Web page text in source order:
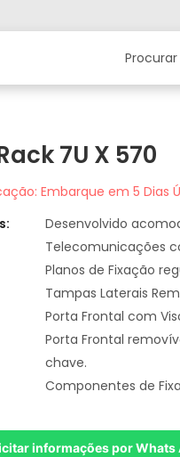
7U X 570
Embarque em 5 Dias
Desenvolvido
Telecomunicações
Planos de Fixação
Tampas Laterais
Porta Frontal com
Porta Frontal
chave.
Componentes de
informações por Whats